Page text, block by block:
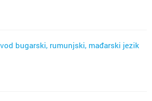
bugarski, rumunjski, mađarski jezik